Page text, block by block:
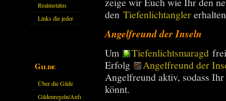
Realmstatus
Links die jeder
Gilde
Über die Gilde
(DAW)
Gildenregeln/Aufnahme
den Tiefenlichtangler
Angelfreund der Inseln
Um
Tiefenlichtsmaragd
Erfolg
Angelfreund der
Angelfreund aktiv, sodass
könnt.